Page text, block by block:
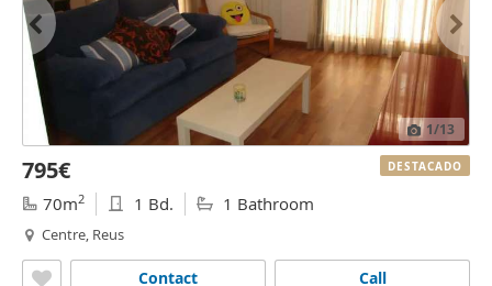
1/13
795€
70m2 1 Bd. 1 Bathroom
Centre, Reus
Call
Contact
DESTACADO